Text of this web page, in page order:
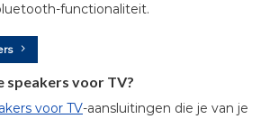
functionaliteit.
speakers voor TV?
voor TV-aansluitingen die je van je